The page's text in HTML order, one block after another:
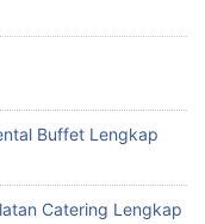
Buffet Lengkap
Catering Lengkap